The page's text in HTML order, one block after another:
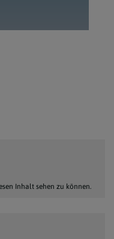
Inhalt sehen zu können.